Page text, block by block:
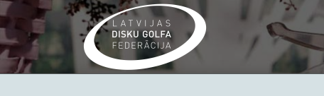
Skip
main
content